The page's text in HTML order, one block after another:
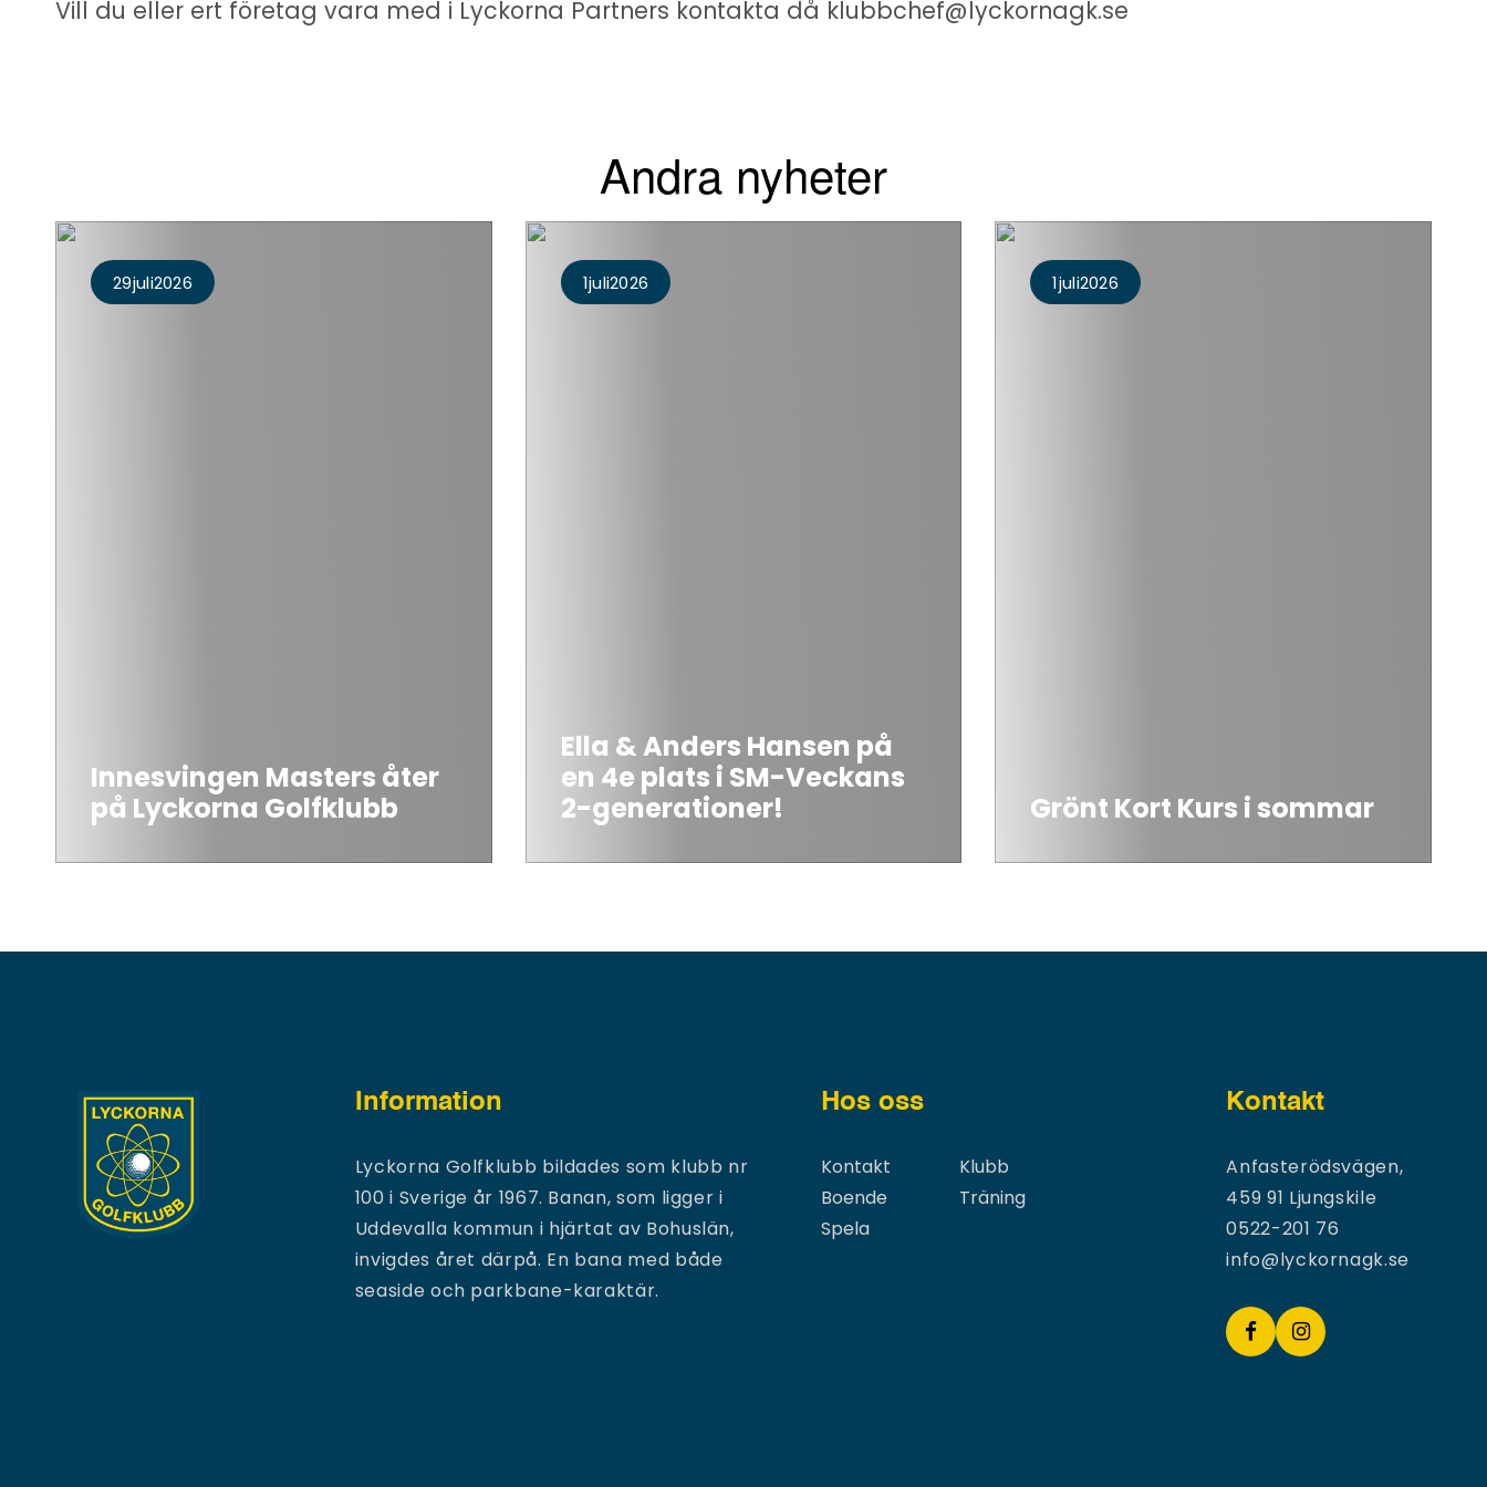
Vill du eller ert företag vara med i Lyckorna Partners kontakta då klubbchef@lyckornagk.se
Andra nyheter
29Juli2026
Innesvingen Masters åter
på Lyckorna Golfklubb
1Juli2026
Ella & Anders Hansen på
en 4e plats i SM-Veckans
2-generationer!
1Juli2026
Grönt Kort Kurs i sommar
Information
Lyckorna Golfklubb bildades som klubb nr
100 i Sverige år 1967. Banan, som ligger i
Uddevalla kommun i hjärtat av Bohuslän,
invigdes året därpå. En bana med både
seaside och parkbane-karaktär.
Hos oss
Kontakt
Klubb
Boende
Träning
Spela
Kontakt
Anfasterödsvägen,
459 91 Ljungskile
0522-201 76
info@lyckornagk.se